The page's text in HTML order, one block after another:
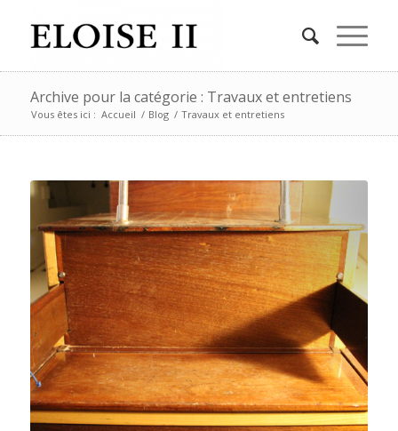
Archive pour la catégorie : Travaux et entretiens
Vous êtes ici : Accueil / Blog / Travaux et entretiens